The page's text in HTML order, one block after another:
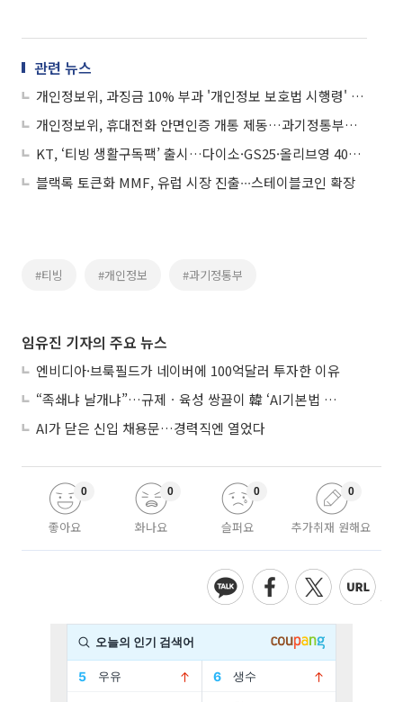
관련 뉴스
개인정보위, 과징금 10% 부과 '개인정보 보호법 시행령' 개정안 입법예고
개인정보위, 휴대전화 안면인증 개통 제동…과기정통부에 개선 권고
KT, ‘티빙 생활구독팩’ 출시…다이소·GS25·올리브영 4000원 혜택
블랙록 토큰화 MMF, 유럽 시장 진출∙∙∙스테이블코인 확장
#티빙 #개인정보 #과기정통부
임유진 기자의 주요 뉴스
엔비디아·브룩필드가 네이버에 100억달러 투자한 이유
“족쇄냐 날개냐”…규제ㆍ육성 쌍끌이 韓 ‘AI기본법 개정안’ 오늘 시행
AI가 닫은 신입 채용문…경력직엔 열었다
좋아요
0
화나요
0
슬퍼요
0
추가취재 원해요
0